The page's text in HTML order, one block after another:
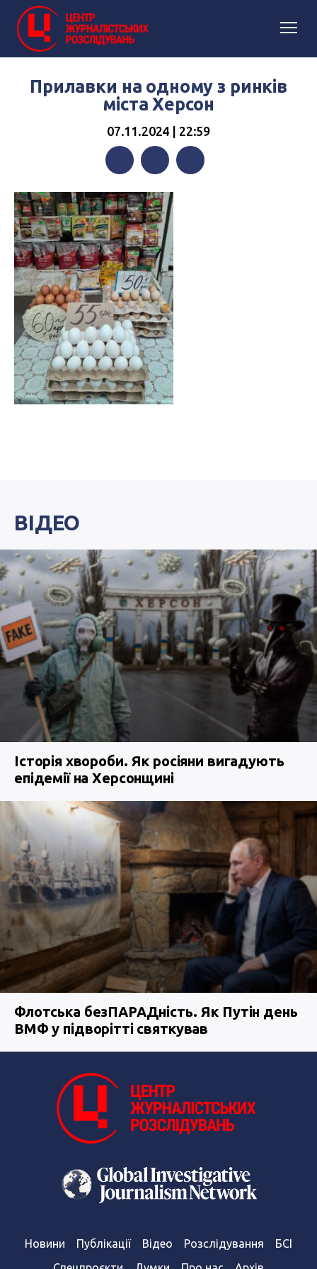
Прилавки на одному з ринків
міста Херсон
07.11.2024 | 22:59
ВІДЕО
Історія хвороби. Як росіяни вигадують
епідемії на Херсонщині
Флотська безПАРАДність. Як Путін день
ВМФ у підворітті святкував
Новини Публікації Відео Розслідування
БСІ